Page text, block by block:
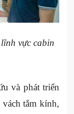
vực cabin
và phát triển
tắm kính,